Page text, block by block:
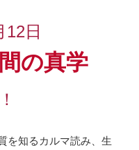
12日
の真学
を知るカルマ読み、生